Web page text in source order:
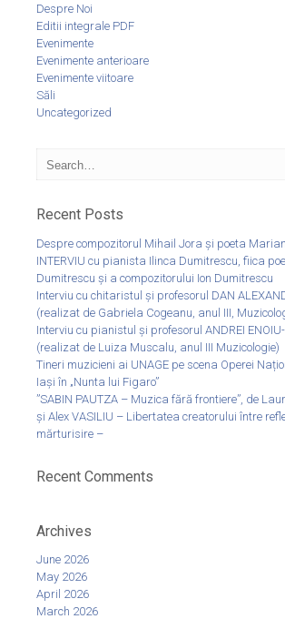
Despre Noi
Editii integrale PDF
Evenimente
Evenimente anterioare
Evenimente viitoare
Săli
Uncategorized
Recent Posts
Despre compozitorul Mihail Jora și poeta
INTERVIU cu pianista Ilinca Dumitrescu, fiica
Dumitrescu și a compozitorului Ion Dumitrescu
Interviu cu chitaristul și profesorul DAN
(realizat de Gabriela Cogeanu, anul III,
Interviu cu pianistul și profesorul ANDREI
(realizat de Luiza Muscalu, anul III Muzicologie)
Tineri muzicieni ai UNAGE pe scena Operei
Iași în „Nunta lui Figaro”
”SABIN PAUTZA – Muzica fără frontiere”, de
și Alex VASILIU – Libertatea creatorului între
mărturisire –
Recent Comments
Archives
June 2026
May 2026
April 2026
March 2026